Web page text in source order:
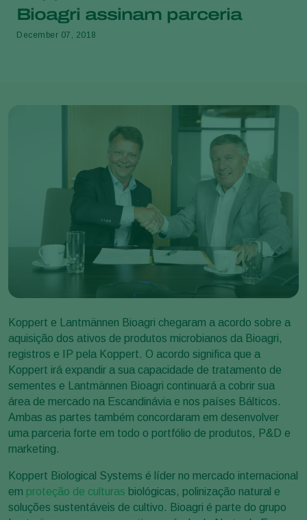
Bioagri assinam parceria
December 07, 2018
Koppert e Lantmännen Bioagri chegaram a acordo sobre a
aquisição dos ativos de produtos microbianos da Bioagri,
registros e IP pela Koppert. O acordo significa que a
Koppert irá expandir a sua capacidade de tratamento de
sementes e Lantmännen Bioagri continuará a cobrir sua
área de mercado na Escandinávia e nos países Bálticos.
Ambas as partes também concordaram em desenvolver
uma parceria forte em todo o portfólio de produtos, P&D e
marketing.
Koppert Biological Systems é líder no mercado internacional
em proteção de culturas biológicas, polinização natural e
soluções sustentáveis ​​de cultivo. Bioagri é parte do grupo